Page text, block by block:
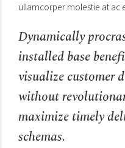
ullamcorper molestie at ac
Dynamically
installed base
visualize customer
without
maximize timely
schemas.